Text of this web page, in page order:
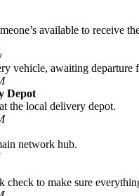
available to receive
vehicle, awaiting departure
Depot
the local delivery depot.
network hub.
check to make sure